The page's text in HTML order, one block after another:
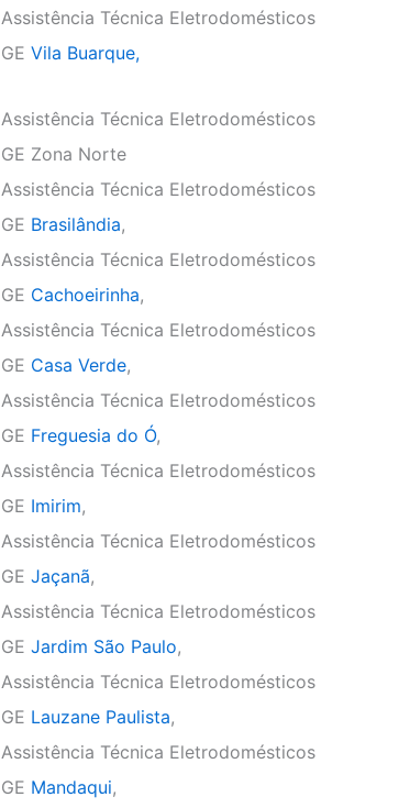
Assistência Técnica Eletrodomésticos
GE Vila Buarque,
Assistência Técnica Eletrodomésticos
GE Zona Norte
Assistência Técnica Eletrodomésticos
GE Brasilândia,
Assistência Técnica Eletrodomésticos
GE Cachoeirinha,
Assistência Técnica Eletrodomésticos
GE Casa Verde,
Assistência Técnica Eletrodomésticos
GE Freguesia do Ó,
Assistência Técnica Eletrodomésticos
GE Imirim,
Assistência Técnica Eletrodomésticos
GE Jaçanã,
Assistência Técnica Eletrodomésticos
GE Jardim São Paulo,
Assistência Técnica Eletrodomésticos
GE Lauzane Paulista,
Assistência Técnica Eletrodomésticos
GE Mandaqui,